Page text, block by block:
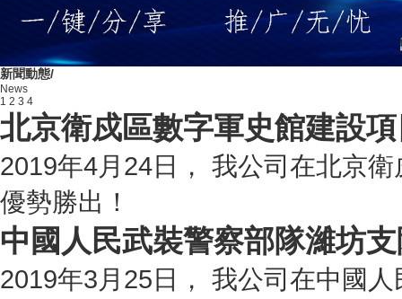
新聞動態/
News
1 2 3 4
北京衛戍區數字軍史館建設
2019年4月24日， 我公司在北京
優勢勝出！
中國人民武裝警察部隊濰坊
2019年3月25日， 我公司在中國